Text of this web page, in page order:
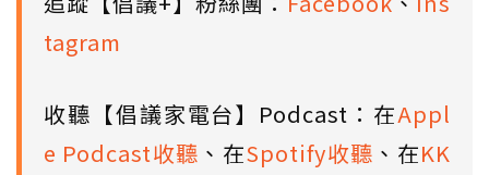
tagram
收聽【倡議家電台】Podcast：在Appl
e Podcast收聽 、在Spotify收聽 、在KK